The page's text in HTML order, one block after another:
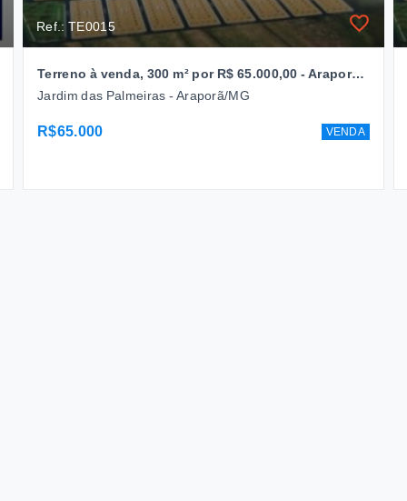
Ref.: TE0015
Terreno à venda, 300 m² por R$ 65.000,00 - Araporã - Araporã/MG
Jardim das Palmeiras - Araporã/MG
R$65.000 VENDA